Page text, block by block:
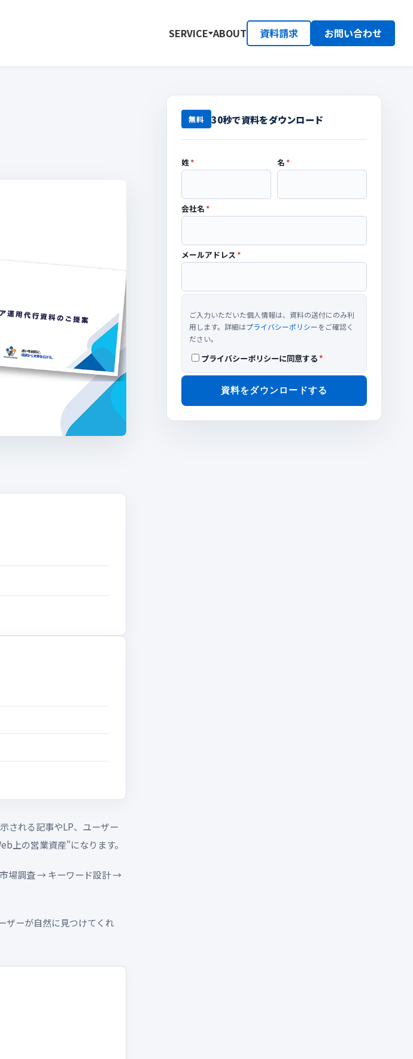
SERVICE ABOUT 資料請求 お問い合わせ
無料 30秒で資料をダウンロード
姓* 名*
会社名*
メールアドレス*
ご入力いただいた個人情報は、資料の送付にのみ利
用します。詳細はプライバシーポリシーをご確認く
ださい。
プライバシーポリシーに同意する*
資料をダウンロードする
される記事やLP、ユーザー
上の営業資産"になります。
場調査 → キーワード設計 →
ザーが自然に見つけてくれ